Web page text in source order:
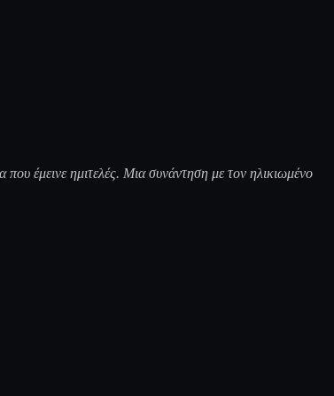
έμεινε ημιτελές. Μια συνάντηση με τον ηλικιωμένο